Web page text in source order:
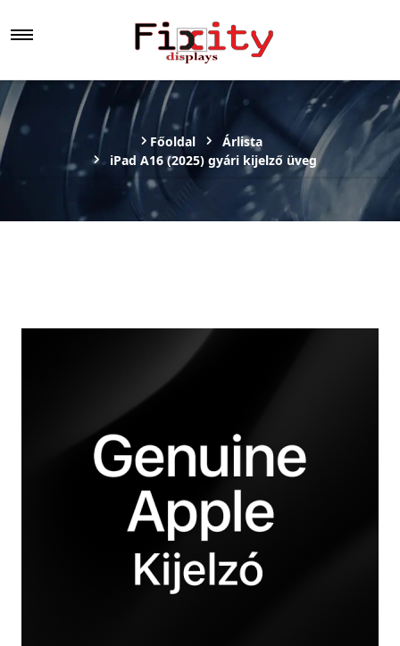
Főoldal
Árlista
iPad A16 (2025) gyári kijelző üveg